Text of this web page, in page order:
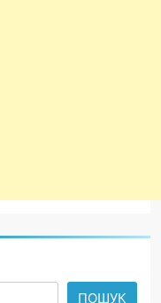
ПОШУК